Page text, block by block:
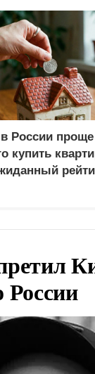
России проще
купить
России